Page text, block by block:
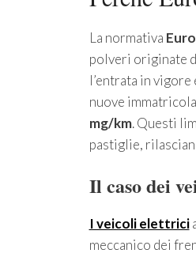
La normativa
polveri originate
l’entrata in
nuove
mg/km. Questi
pastiglie,
Il caso dei
I veicoli elettrici
meccanico dei